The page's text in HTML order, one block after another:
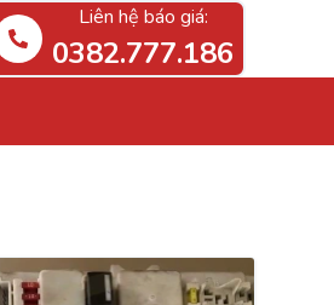
Liên hệ báo giá:
0382.777.186